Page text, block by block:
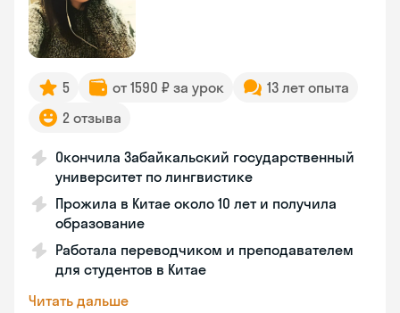
5 от 1590 ₽ за урок
13 лет опыта
2 отзыва
Окончила Забайкальский государственный
университет по лингвистике
Прожила в Китае около 10 лет и получила
образование
Работала переводчиком и преподавателем
для студентов в Китае
Читать дальше